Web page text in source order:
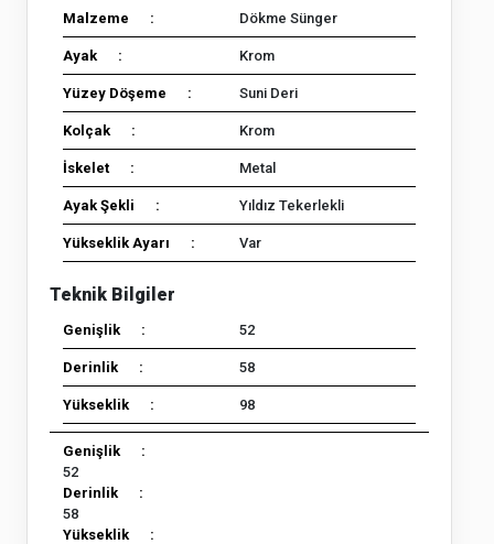
Malzeme : Dökme Sünger
Ayak : Krom
Yüzey Döşeme : Suni Deri
Kolçak : Krom
İskelet : Metal
Ayak Şekli : Yıldız Tekerlekli
Yükseklik Ayarı : Var
Genişlik : 52
Derinlik : 58
Yükseklik : 98
Genişlik :
52
Derinlik :
58
Yükseklik :